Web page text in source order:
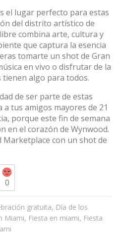
el lugar perfecto para estas
del distrito artístico de
combina arte, cultura y
que captura la esencia
tomarte un shot de Gran
en vivo o disfrutar de la
tienen algo para todos.
de ser parte de estas
a tus amigos mayores de 21
porque este fin de semana
en el corazón de Wynwood.
Marketplace con un shot de
0
gratuita, Día de los
Miami, Fiesta en miami, Fiesta